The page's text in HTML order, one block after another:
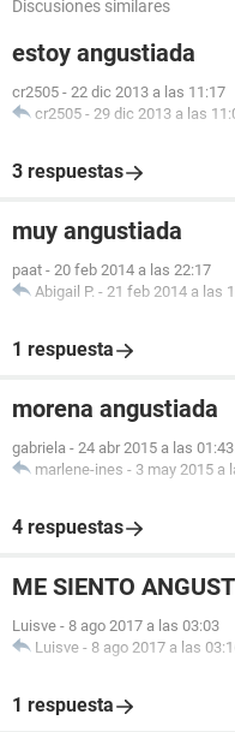
Discusiones similares
estoy angustiada
cr2505 - 22 dic 2013 a las 11:17
cr2505 - 29 dic 2013 a las
3 respuestas
muy angustiada
paat - 20 feb 2014 a las 22:17
Abigail P. - 21 feb 2014 a las
1 respuesta
morena angustiada
gabriela - 24 abr 2015 a las 01:43
marlene-ines - 3 may 2015 a
4 respuestas
ME SIENTO
Luisve - 8 ago 2017 a las 03:03
Luisve - 8 ago 2017 a las
1 respuesta